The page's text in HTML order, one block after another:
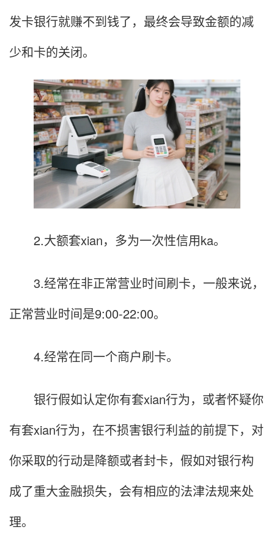
发卡银行就赚不到钱了，最终会导致金额的减
少和卡的关闭。
2.大额套xian，多为一次性信用ka。
3.经常在非正常营业时间刷卡，一般来说，
正常营业时间是9:00-22:00。
4.经常在同一个商户刷卡。
银行假如认定你有套xian行为，或者怀疑你
有套xian行为，在不损害银行利益的前提下，对
你采取的行动是降额或者封卡，假如对银行构
成了重大金融损失，会有相应的法津法规来处
理。